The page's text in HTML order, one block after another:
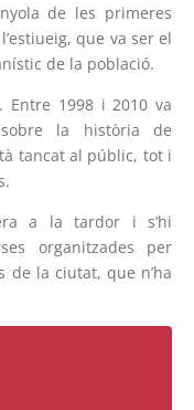
de les primeres
que va ser el
de la població.
Entre 1998 i 2010 va
la història de
tancat al públic, tot i
a la tardor i s’hi
organitzades per
la ciutat, que n’ha